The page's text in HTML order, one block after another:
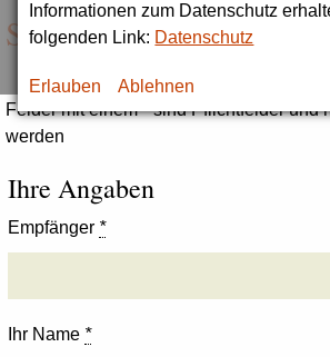
Informationen zum Datenschutz
folgenden Link: Datenschutz
Erlauben Ablehnen
Seite empfehlen
Felder mit einem * sind Pflichtfelder und
werden
Ihre Angaben
Empfänger *
Ihr Name *